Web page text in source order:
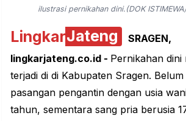
ilustrasi pernikahan dini.(DOK
LingkarJateng
SRAGEN,
lingkarjateng.co.id - Pernikahan dini
terjadi di di Kabupaten Sragen.
pasangan pengantin dengan usia
tahun, sementara sang pria berusia